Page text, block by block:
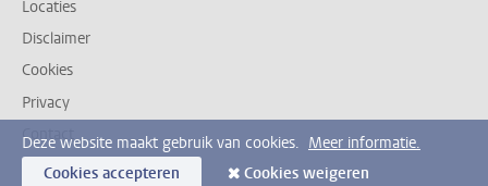
Locaties
Disclaimer
Cookies
Privacy
Contact
Deze website maakt gebruik van cookies. Meer informatie.
Cookies accepteren
Cookies weigeren